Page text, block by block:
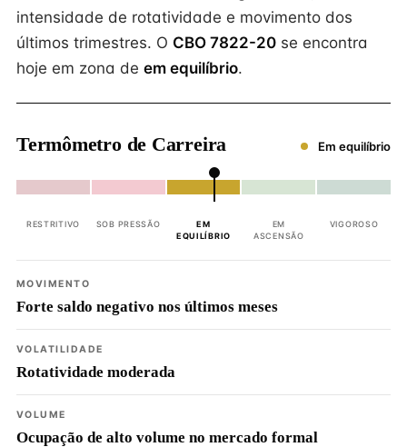
intensidade de rotatividade e movimento dos
últimos trimestres. O CBO 7822-20 se encontra
hoje em zona de em equilíbrio.
Termômetro de Carreira Em equilíbrio
RESTRITIVO SOB PRESSÃO
EM
EQUILÍBRIO
EM
ASCENSÃO
VIGOROSO
MOVIMENTO
Forte saldo negativo nos últimos meses
VOLATILIDADE
Rotatividade moderada
VOLUME
Ocupação de alto volume no mercado formal